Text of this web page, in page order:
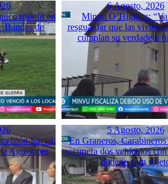
triunfó en
Bandas de
6 Agosto, 2026
Minvu O’Higgins:
resguardar que las
cumplan su verdadera
Social,
Agrosuper
5 Agosto, 2026
En Graneros,
recupera dos vehículos
detiene a un